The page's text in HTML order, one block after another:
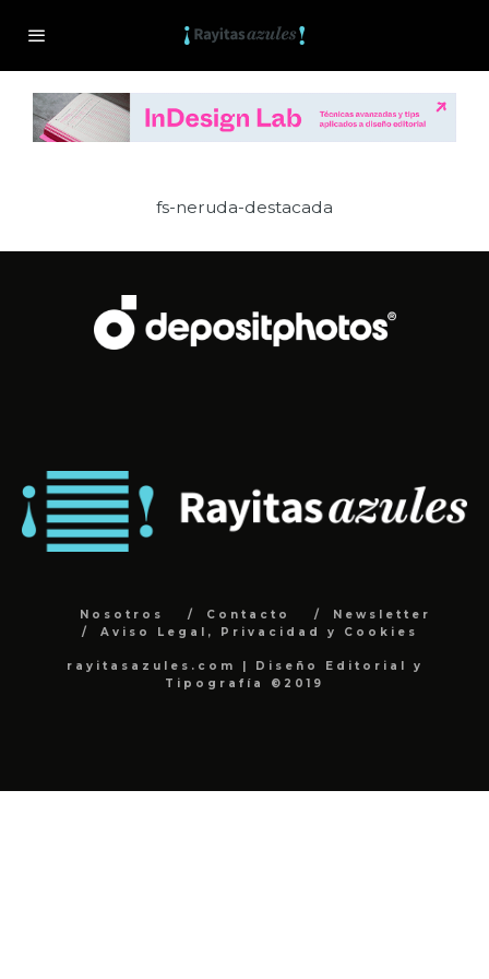
fs-neruda-destacada
Nosotros Contacto
Newsletter
Aviso Legal, Privacidad y Cookies
rayitasazules.com | Diseño Editorial y
Tipografía ©2019